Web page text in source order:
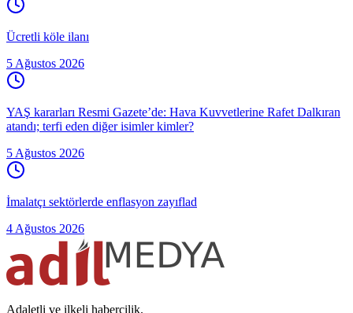
Ücretli köle ilanı
5 Ağustos 2026
YAŞ kararları Resmi Gazete’de: Hava Kuvvetlerine Rafet Dalkıran
atandı; terfi eden diğer isimler kimler?
5 Ağustos 2026
İmalatçı sektörlerde enflasyon zayıflad
4 Ağustos 2026
Adaletli ve ilkeli habercilik.